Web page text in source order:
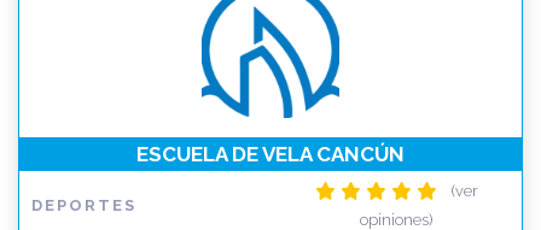
ESCUELA DE VELA CANCÚN
DEPORTES
(ver
opiniones)